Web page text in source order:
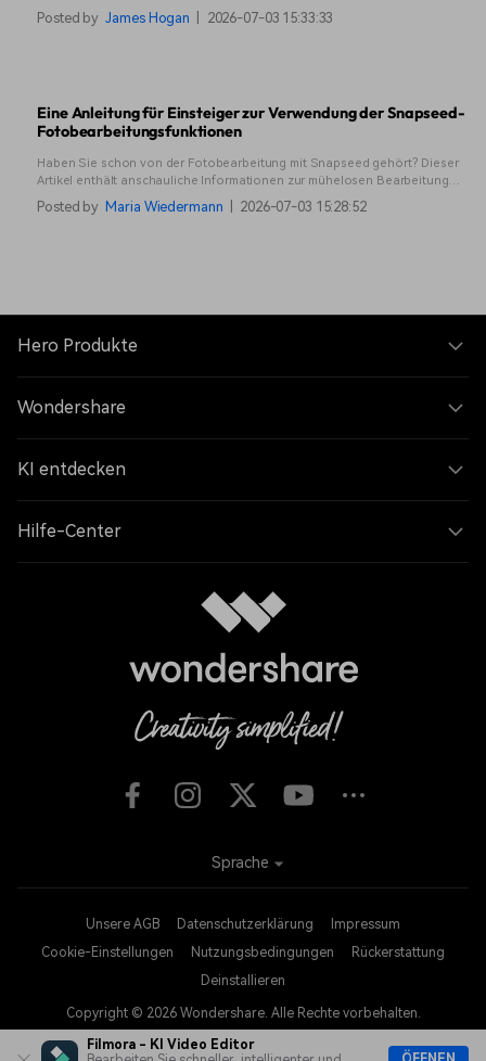
Filmora - KI Video Editor
um überzeugende Inhalte zu erstellen.
Posted by James Hogan 2026-07-03 15:33:33
Eine Anleitung für Einsteiger zur Verwendung der Snapseed-
Fotobearbeitungsfunktionen
Haben Sie schon von der Fotobearbeitung mit Snapseed gehört? Dieser
Artikel enthält anschauliche Informationen zur mühelosen Bearbeitung
Ihrer Bilder.
Posted by Maria Wiedermann 2026-07-03 15:28:52
Hero Produkte
Wondershare
KI entdecken
Hilfe-Center
Unsere AGB Datenschutzerklärung
Impressum
Cookie-Einstellungen
Nutzungsbedingungen
Rückerstattung
Deinstallieren
Copyright © 2026 Wondershare. Alle Rechte vorbehalten.
Sprache